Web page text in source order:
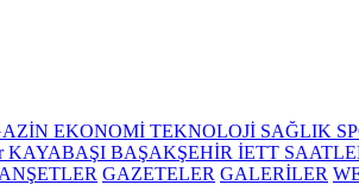
EKONOMİ TEKNOLOJİ SAĞLIK
KAYABAŞI BAŞAKŞEHİR İETT
GAZETELER GALERİLER